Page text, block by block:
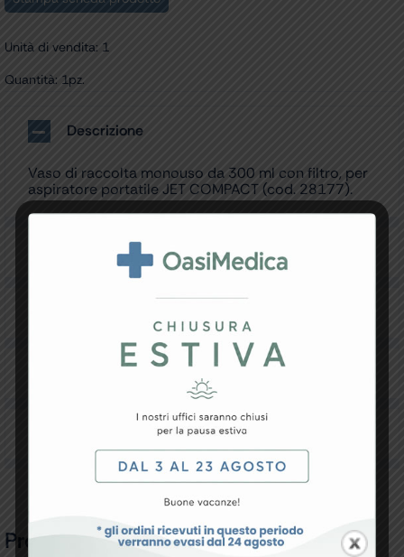
Unità di vendita: 1
Quantità: 1pz.
Descrizione
Vaso di raccolta monouso da 300 ml con filtro, per
aspiratore portatile JET COMPACT (cod. 28177).
Specifiche Tecniche
Downloads
Prodotti Correlati